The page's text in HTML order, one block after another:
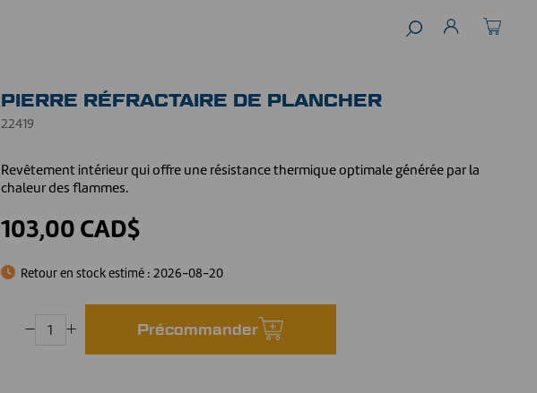
PIERRE RÉFRACTAIRE DE PLANCHER
22419
Revêtement intérieur qui offre une résistance thermique optimale générée par la
chaleur des flammes.
103,00 CAD$
Retour en stock estimé :2026-08-20
Précommander